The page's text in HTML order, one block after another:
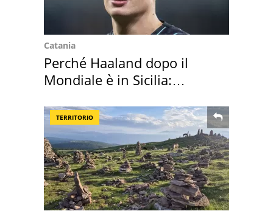
Catania
Perché Haaland dopo il
Mondiale è in Sicilia:
TERRITORIO